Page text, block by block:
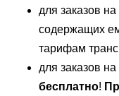
для заказов
содержащих
тарифам
для заказов
бесплатно!